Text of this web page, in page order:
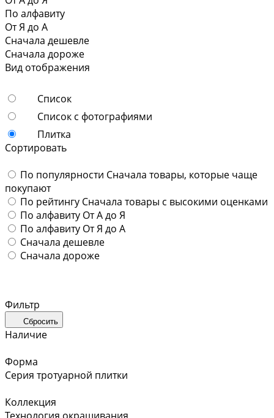
По алфавиту
От Я до А
Сначала дешевле
Сначала дороже
Вид отображения
Список
Список с фотографиями
Плитка
Сортировать
По популярности Сначала товары, которые чаще
покупают
По рейтингу Сначала товары с высокими оценками
По алфавиту От А до Я
По алфавиту От Я до А
Сначала дешевле
Сначала дороже
Фильтр
Сбросить
Наличие
Форма
Серия тротуарной плитки
Коллекция